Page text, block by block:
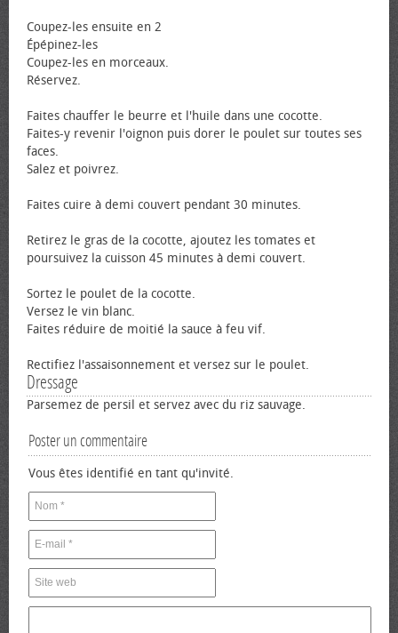
Coupez-les ensuite en 2
Épépinez-les
Coupez-les en morceaux.
Réservez.
Faites chauffer le beurre et l'huile dans une cocotte.
Faites-y revenir l'oignon puis dorer le poulet sur toutes ses
faces.
Salez et poivrez.
Faites cuire à demi couvert pendant 30 minutes.
Retirez le gras de la cocotte, ajoutez les tomates et
poursuivez la cuisson 45 minutes à demi couvert.
Sortez le poulet de la cocotte.
Versez le vin blanc.
Faites réduire de moitié la sauce à feu vif.
Rectifiez l'assaisonnement et versez sur le poulet.
Dressage
Parsemez de persil et servez avec du riz sauvage.
Poster un commentaire
Vous êtes identifié en tant qu'invité.